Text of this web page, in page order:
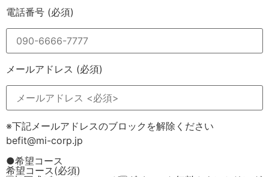
電話番号 (必須)
メールアドレス (必須)
※下記メールアドレスのブロックを解除ください
befit@mi-corp.jp
●希望コース
希望コース(必須)